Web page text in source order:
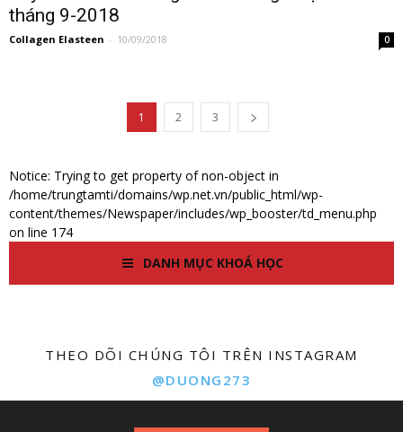
tháng 9-2018
Collagen Elasteen - 10/09/2018 0
1 2 3
Notice: Trying to get property of non-object in
/home/trungtamti/domains/wp.net.vn/public_html/wp-
content/themes/Newspaper/includes/wp_booster/td_menu.php
on line 174
DANH MỤC KHOÁ HỌC
THEO DÕI CHÚNG TÔI TRÊN INSTAGRAM
@DUONG273